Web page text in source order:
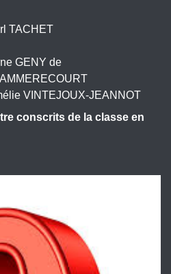
TACHET
GENY de
VINTEJOUX-JEANNOT
conscrits de la classe en